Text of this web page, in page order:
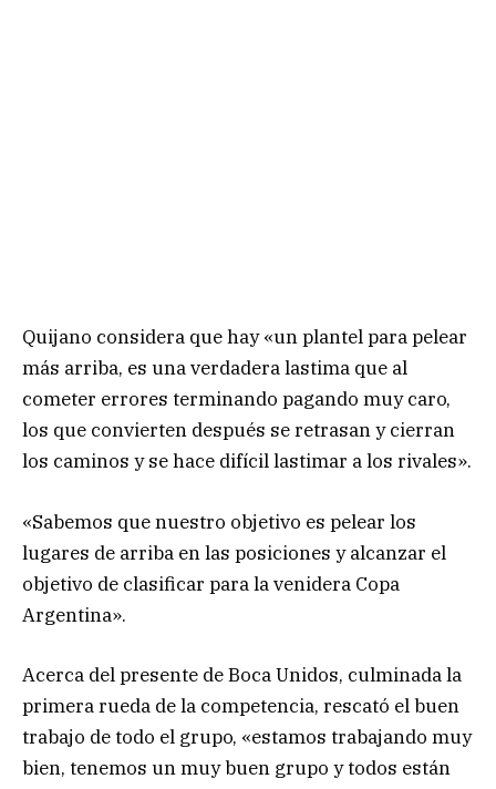
Quijano considera que hay «un plantel para pelear
más arriba, es una verdadera lastima que al
cometer errores terminando pagando muy caro,
los que convierten después se retrasan y cierran
los caminos y se hace difícil lastimar a los rivales».
«Sabemos que nuestro objetivo es pelear los
lugares de arriba en las posiciones y alcanzar el
objetivo de clasificar para la venidera Copa
Argentina».
Acerca del presente de Boca Unidos, culminada la
primera rueda de la competencia, rescató el buen
trabajo de todo el grupo, «estamos trabajando muy
bien, tenemos un muy buen grupo y todos están